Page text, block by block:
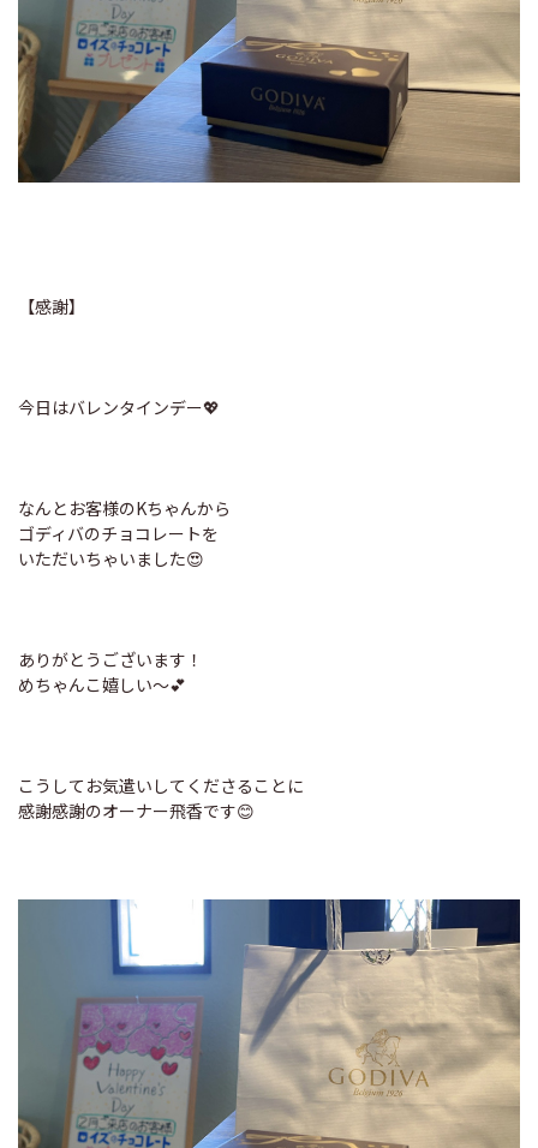
【感謝】
今日はバレンタインデー💖
なんとお客様のKちゃんから
ゴディバのチョコレートを
いただいちゃいました😍
ありがとうございます！
めちゃんこ嬉しい～💕
こうしてお気遣いしてくださることに
感謝感謝のオーナー飛香です😊